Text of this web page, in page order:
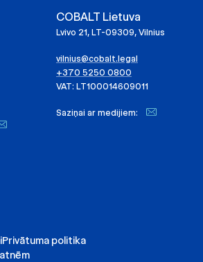
COBALT Lietuva
Lvivo 21, LT-09309, Vilnius
vilnius@cobalt.legal
+370 5250 0800
VAT: LT100014609011
Saziņai ar medijiem:
Privātuma politika